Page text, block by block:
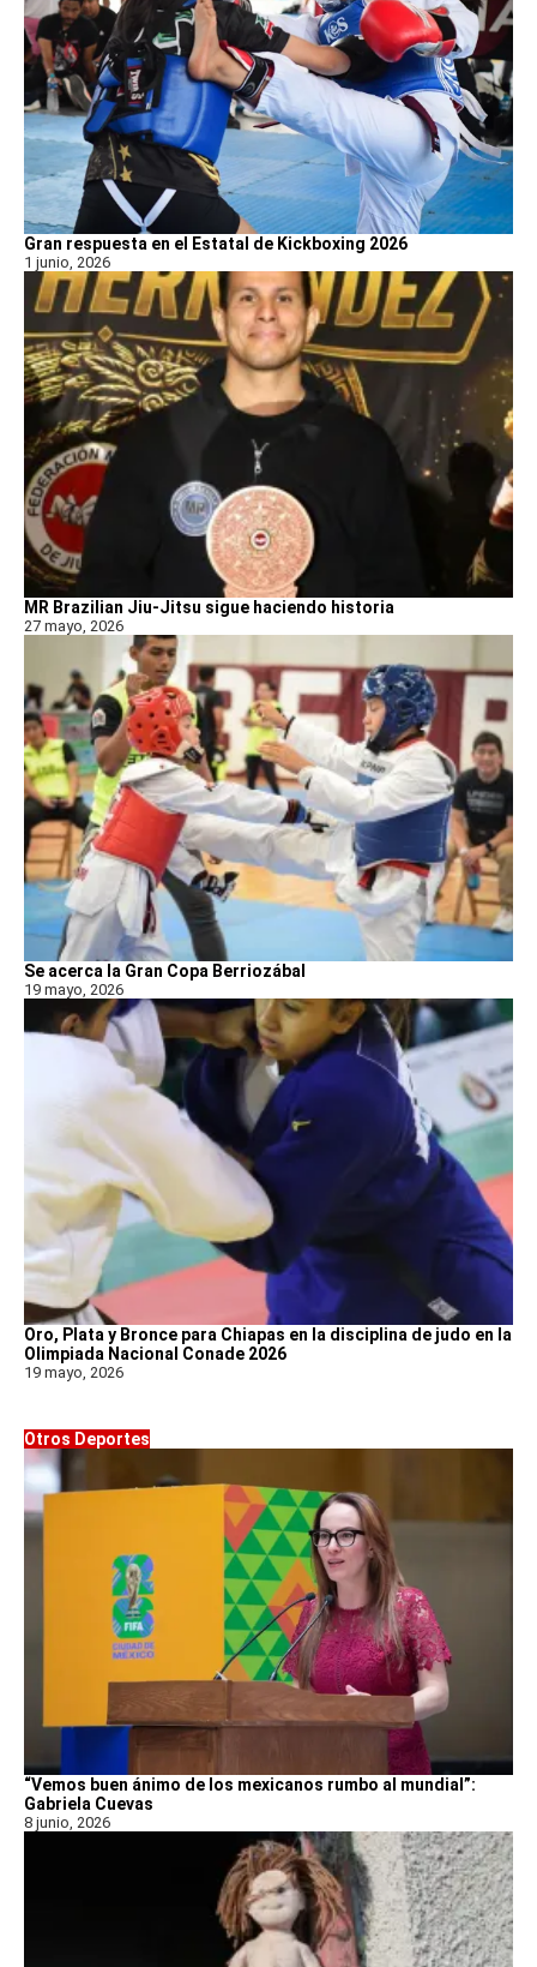
Gran respuesta en el Estatal de Kickboxing 2026
1 junio, 2026
MR Brazilian Jiu-Jitsu sigue haciendo historia
27 mayo, 2026
Se acerca la Gran Copa Berriozábal
19 mayo, 2026
Oro, Plata y Bronce para Chiapas en la disciplina de judo en la
Olimpiada Nacional Conade 2026
19 mayo, 2026
Otros Deportes
“Vemos buen ánimo de los mexicanos rumbo al mundial”:
Gabriela Cuevas
8 junio, 2026